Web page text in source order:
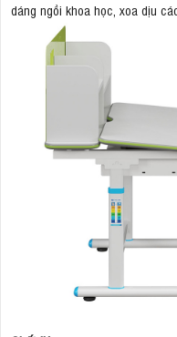
dáng ngồi khoa học, xoa dịu